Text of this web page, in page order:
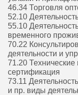
46.34 Торговля
52.10
55.10
временного
70.22
деятельности и
71.20
сертификация
73.11
и пр. виды